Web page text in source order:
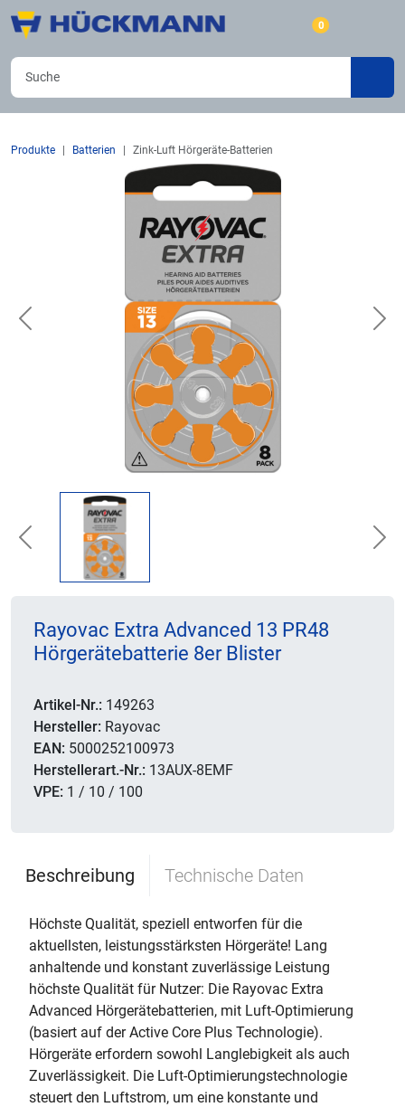
0
Produkte Batterien Zink-Luft Hörgeräte-Batterien
Previous
Previous
Rayovac Extra Advanced 13 PR48
Hörgerätebatterie 8er Blister
Artikel-Nr.: 149263
Hersteller: Rayovac
EAN: 5000252100973
Herstellerart.-Nr.: 13AUX-8EMF
VPE: 1 / 10 / 100
Beschreibung Technische Daten
Höchste Qualität, speziell entworfen für die
aktuellsten, leistungsstärksten Hörgeräte! Lang
anhaltende und konstant zuverlässige Leistung 
höchste Qualität für Nutzer: Die Rayovac Extra
Advanced Hörgerätebatterien, mit Luft-Optimierung
(basiert auf der Active Core Plus Technologie).
Hörgeräte erfordern sowohl Langlebigkeit als auch
Zuverlässigkeit. Die Luft-Optimierungstechnologie
steuert den Luftstrom, um eine konstante und